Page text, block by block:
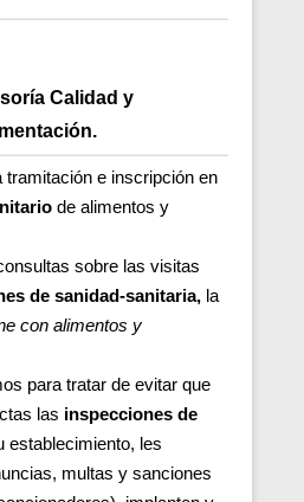
Calidad y
tramitación e inscripción en
de alimentos y
sobre las visitas
de sanidad-sanitaria, la
con alimentos y
para tratar de evitar que
las inspecciones de
establecimiento, les
multas y sanciones